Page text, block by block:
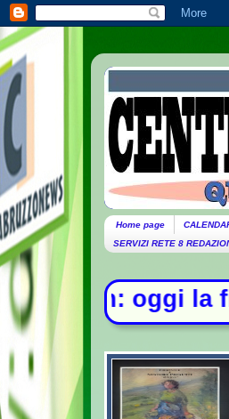
Home page
SERVIZI RETE 8
- Ondata